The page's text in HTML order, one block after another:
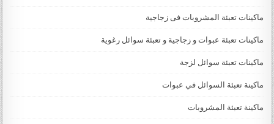
ماكينات تعبئة المشروبات فى زجاجية
ماكينات تعبئة عبوات و زجاجية و تعبئة سوائل رغوية
ماكينات تعبئة سوائل لزجة
‏‏‏ماكينة تعبئة السوائل في عبوات
ماكينة تعبئة المشروبات